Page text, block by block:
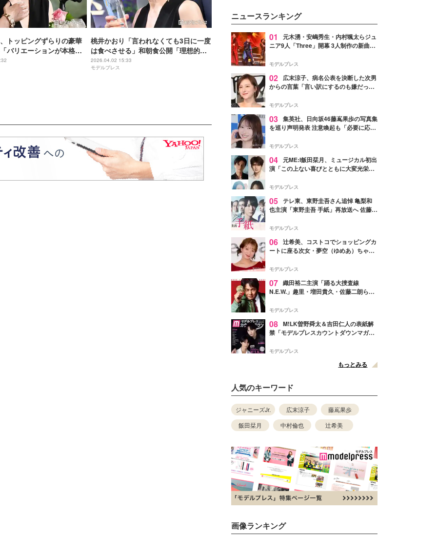
トッピングずらりの豪華
バリエーションが本格
ンスも抜群」と反響
桃井かおり「言われなくても3日に一度
は食べさせる」和朝食公開「理想的」
「旦那さん作った目玉焼き美味しそ
う」と反響
2026.04.02 15:33
モデルプレス
ター・茅野しのぶ。一人ひとりの
個性に寄り添い、魅力を引き出す
衣装作りは、多くの女性たちに勇
気と自信を与え続けている。
ニュースランキング
01
元木湧・安嶋秀生・内村颯太らジュ
ニア9人「Three」開幕 3人制作の新曲＆
進んで夢を掴みたい」【ゲネプロレポ】
モデルプレス
02
広末涼子、病名公表を決断した次男
からの言葉「言い訳にするのも嫌だっ
モデルプレス
03 集英社、日向坂46藤嶌果歩の写真集
を巡り声明発表 注意喚起も「必要に応じ
モデルプレス
04 元ME:I飯田栞月、ミュージカル初出
演「この上ない喜びとともに大変光栄」
ャスト発表
モデルプレス
05 テレ東、東野圭吾さん追悼 亀梨和
也主演「東野圭吾 手紙」再放送へ 佐藤隆
モデルプレス
06 辻希美、コストコでショッピングカ
ートに座る次女・夢空（ゆめあ）ちゃん
ぎ」「成長を感じる」の声
モデルプレス
07 織田裕二主演「踊る大捜査線
N.E.W.」趣里・増田貴久・佐藤二朗ら新
徴する“謎のキーワード”も
モデルプレス
08 M!LK曽野舜太＆吉田仁人の表紙解
禁「モデルプレスカウントダウンマガジ
モデルプレス
もっとみる
人気のキーワード
ジャニーズJr. 広末涼子
藤嶌果歩
飯田栞月
中村倫也 辻希美
画像ランキング